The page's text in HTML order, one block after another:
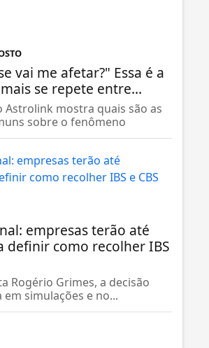
vai me afetar?" Essa é a
se repete entre...
Astrolink mostra quais são as
sobre o fenômeno
empresas terão até
definir como recolher IBS
Rogério Grimes, a decisão
em simulações e no...